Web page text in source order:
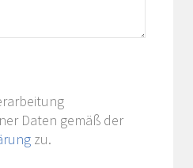
Daten gemäß der
zu.